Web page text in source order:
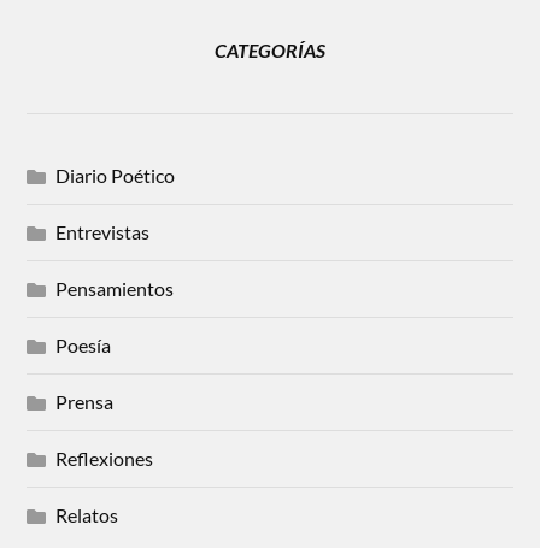
CATEGORÍAS
Diario Poético
Entrevistas
Pensamientos
Poesía
Prensa
Reflexiones
Relatos